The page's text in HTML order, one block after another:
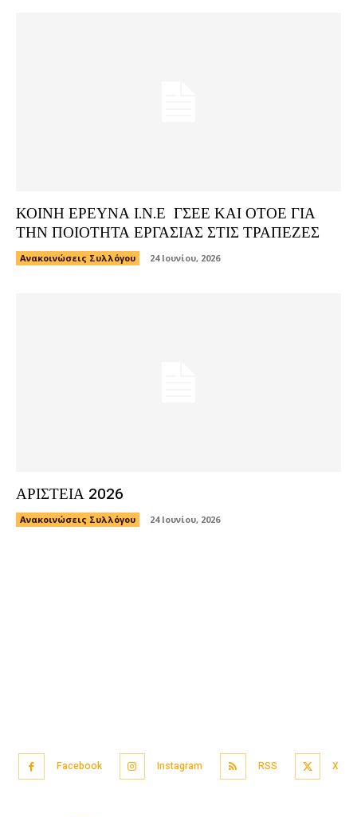
ΚΟΙΝΗ ΕΡΕΥΝΑ Ι.Ν.Ε ΓΣΕΕ ΚΑΙ ΟΤΟΕ ΓΙΑ
ΤΗΝ ΠΟΙΟΤΗΤΑ ΕΡΓΑΣΙΑΣ ΣΤΙΣ ΤΡΑΠΕΖΕΣ
Ανακοινώσεις Συλλόγου 24 Ιουνίου, 2026
ΑΡΙΣΤΕΙΑ 2026
Ανακοινώσεις Συλλόγου 24 Ιουνίου, 2026
Facebook Instagram RSS X